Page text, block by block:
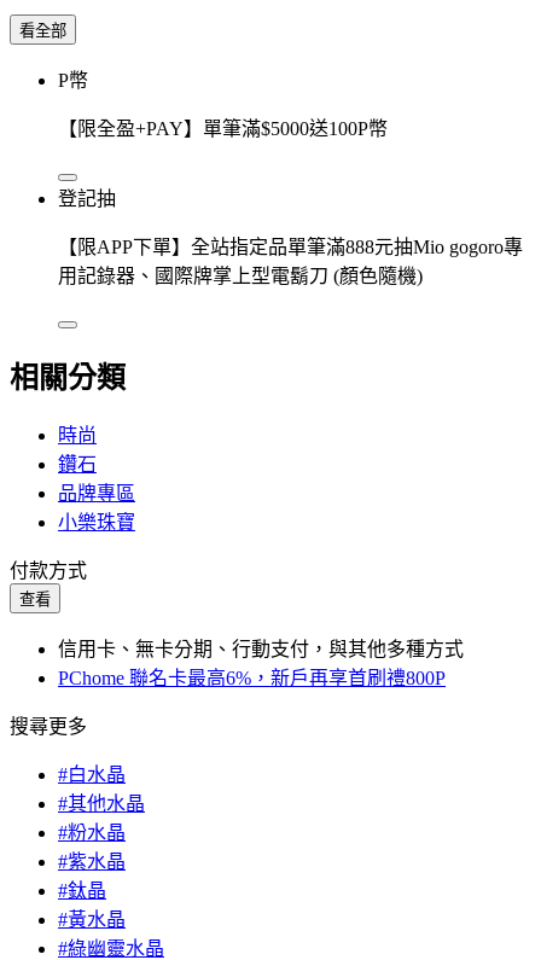
看全部
P幣
【限全盈+PAY】單筆滿$5000送100P幣
登記抽
【限APP下單】全站指定品單筆滿888元抽Mio gogoro專
用記錄器、國際牌掌上型電鬍刀 (顏色隨機)
相關分類
時尚
鑽石
品牌專區
小樂珠寶
付款方式
查看
信用卡、無卡分期、行動支付，與其他多種方式
PChome 聯名卡最高6%，新戶再享首刷禮800P
搜尋更多
#白水晶
#其他水晶
#粉水晶
#紫水晶
#鈦晶
#黃水晶
#綠幽靈水晶